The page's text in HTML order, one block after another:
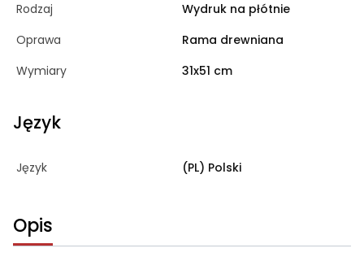
Rodzaj
Wydruk na płótnie
Oprawa
Rama drewniana
Wymiary
31x51 cm
Język
Język (PL) Polski
Opis